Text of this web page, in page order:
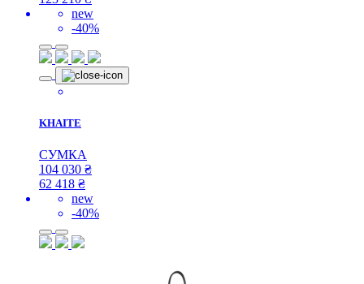
new
-40%
KHAITE
СУМКА
104 030 ₴
62 418 ₴
new
-40%